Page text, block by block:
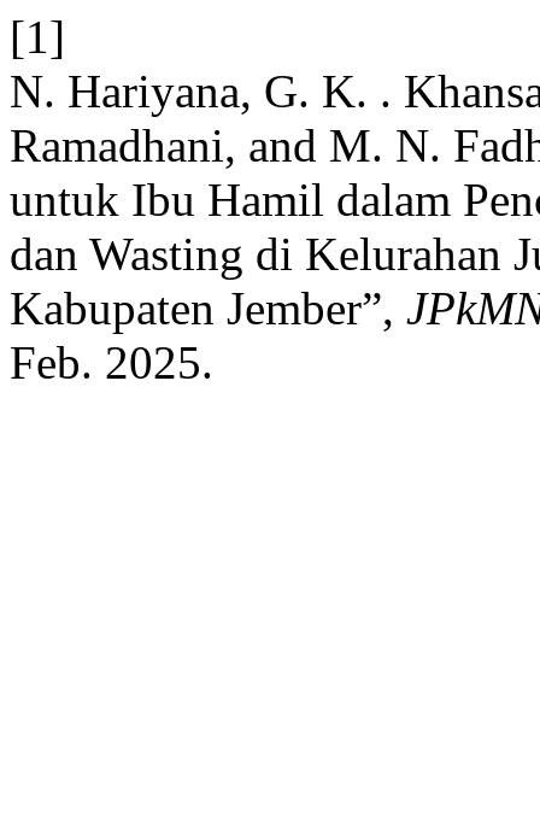
[1]
N. Hariyana, G. K. .
Ramadhani, and M. N.
untuk Ibu Hamil dalam
dan Wasting di Kelurahan
Kabupaten Jember”,
Feb. 2025.